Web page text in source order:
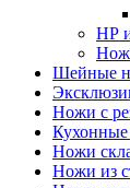
НР
Шейные
Ножи с
Ножи
Ножи из